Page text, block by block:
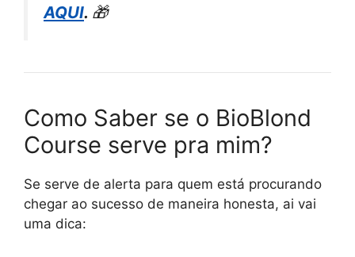
AQUI. 🎁
Como Saber se o BioBlond
Course serve pra mim?
Se serve de alerta para quem está procurando
chegar ao sucesso de maneira honesta, ai vai
uma dica: